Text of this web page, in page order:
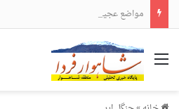
مواضع عجیب و دور از انتظار علی لاریجانی
منو